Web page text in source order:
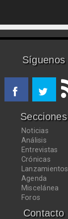
Síguenos
Secciones
Noticias
Análisis
Entrevistas
Crónicas
Lanzamientos
Agenda
Miscelánea
Foros
Contacto